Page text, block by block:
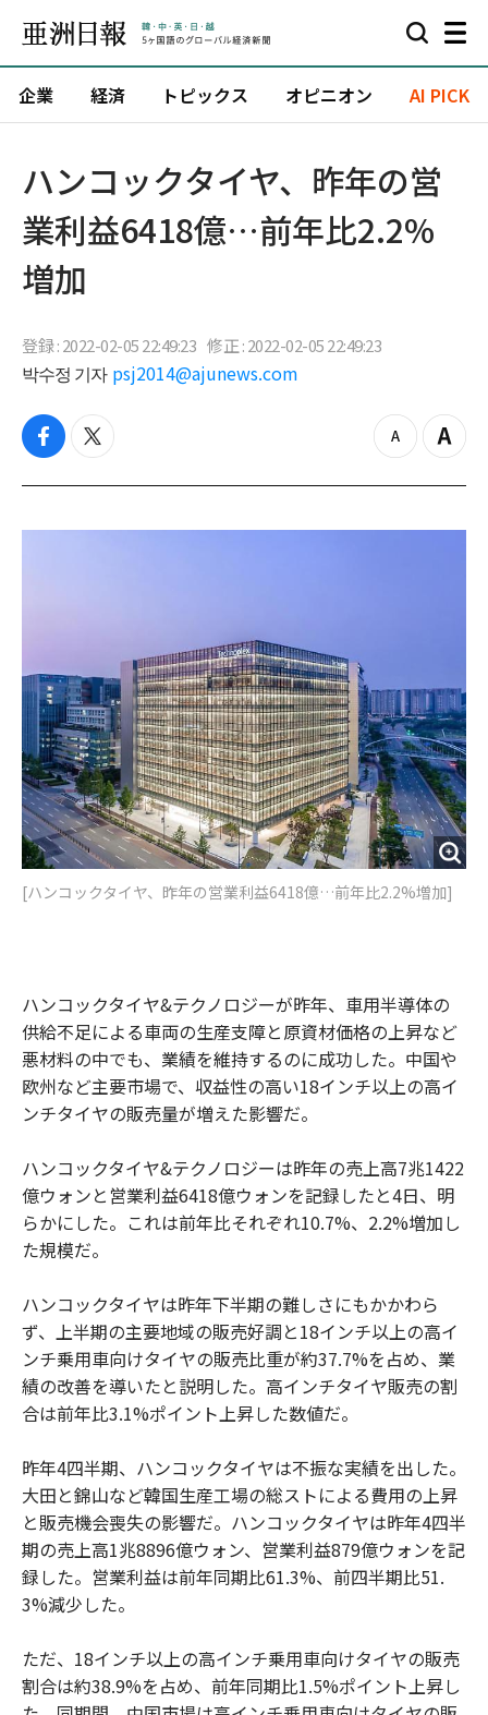
企業 経済 トピックス オピニオン AI PICK
ハンコックタイヤ、昨年の営
業利益6418億…前年比2.2%
増加
登録 : 2022-02-05 22:49:23 修正 : 2022-02-05 22:49:23
박수정 기자 psj2014@ajunews.com
f
c
b
t
i
t
z
o
o
Z
o
i
[ハンコックタイヤ、昨年の営業利益6418億…前年比2.2%増加]
ハンコックタイヤ&テクノロジーが昨年、車用半導体の
供給不足による車両の生産支障と原資材価格の上昇など
悪材料の中でも、業績を維持するのに成功した。中国や
欧州など主要市場で、収益性の高い18インチ以上の高イ
ンチタイヤの販売量が増えた影響だ。
ハンコックタイヤ&テクノロジーは昨年の売上高7兆1422
億ウォンと営業利益6418億ウォンを記録したと4日、明
らかにした。これは前年比それぞれ10.7%、2.2%増加し
た規模だ。
ハンコックタイヤは昨年下半期の難しさにもかかわら
ず、上半期の主要地域の販売好調と18インチ以上の高イ
ンチ乗用車向けタイヤの販売比重が約37.7%を占め、業
績の改善を導いたと説明した。高インチタイヤ販売の割
合は前年比3.1%ポイント上昇した数値だ。
昨年4四半期、ハンコックタイヤは不振な実績を出した。
大田と錦山など韓国生産工場の総ストによる費用の上昇
と販売機会喪失の影響だ。ハンコックタイヤは昨年4四半
期の売上高1兆8896億ウォン、営業利益879億ウォンを記
録した。営業利益は前年同期比61.3%、前四半期比51.
3%減少した。
ただ、18インチ以上の高インチ乗用車向けタイヤの販売
割合は約38.9%を占め、前年同期比1.5%ポイント上昇し